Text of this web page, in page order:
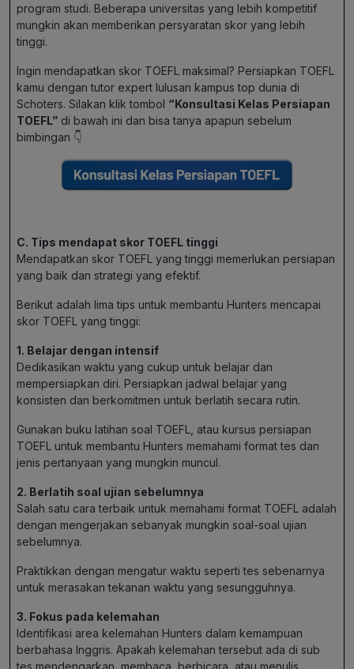
program studi. Beberapa universitas yang lebih kompetitif
mungkin akan memberikan persyaratan skor yang lebih
tinggi.
Ingin mendapatkan skor TOEFL maksimal? Persiapkan TOEFL
kamu dengan tutor expert lulusan kampus top dunia di
Schoters. Silakan klik tombol “Konsultasi Kelas Persiapan
TOEFL” di bawah ini dan bisa tanya apapun sebelum
bimbingan 👇
C. Tips mendapat skor TOEFL tinggi
Mendapatkan skor TOEFL yang tinggi memerlukan persiapan
yang baik dan strategi yang efektif.
Berikut adalah lima tips untuk membantu Hunters mencapai
skor TOEFL yang tinggi:
1. Belajar dengan intensif
Dedikasikan waktu yang cukup untuk belajar dan
mempersiapkan diri. Persiapkan jadwal belajar yang
konsisten dan berkomitmen untuk berlatih secara rutin.
Gunakan buku latihan soal TOEFL, atau kursus persiapan
TOEFL untuk membantu Hunters memahami format tes dan
jenis pertanyaan yang mungkin muncul.
2. Berlatih soal ujian sebelumnya
Salah satu cara terbaik untuk memahami format TOEFL adalah
dengan mengerjakan sebanyak mungkin soal-soal ujian
sebelumnya.
Praktikkan dengan mengatur waktu seperti tes sebenarnya
untuk merasakan tekanan waktu yang sesungguhnya.
3. Fokus pada kelemahan
Identifikasi area kelemahan Hunters dalam kemampuan
berbahasa Inggris. Apakah kelemahan tersebut ada di sub
tes mendengarkan, membaca, berbicara, atau menulis.